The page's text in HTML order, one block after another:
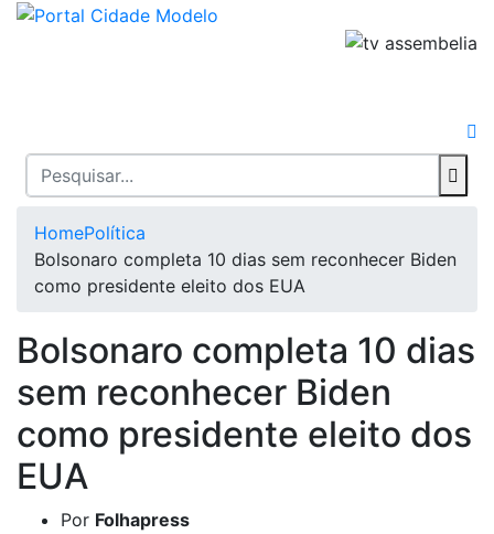
HomePolítica
Bolsonaro completa 10 dias sem reconhecer Biden
como presidente eleito dos EUA
Bolsonaro completa 10 dias
sem reconhecer Biden
como presidente eleito dos
EUA
Por Folhapress